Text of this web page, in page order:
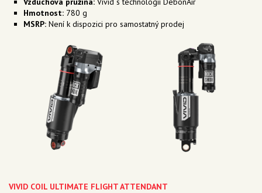
Hmotnost: 780 g
MSRP: Není k dispozici pro samostatný prodej
VIVID COIL ULTIMATE FLIGHT ATTENDANT